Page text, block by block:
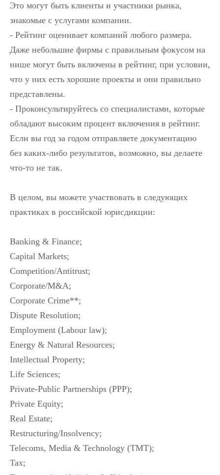
Это могут быть клиенты и участники рынка,
знакомые с услугами компании.
- Рейтинг оценивает компаний любого размера.
Даже небольшие фирмы с правильным фокусом на
нише могут быть включены в рейтинг, при условии,
что у них есть хорошие проекты и они правильно
представлены.
- Проконсультируйтесь со специалистами, которые
обладают высоким процент включения в рейтинг.
Если вы год за годом отправляете документацию
без каких-либо результатов, возможно, вы делаете
что-то не так.
В целом, вы можете участвовать в следующих
практиках в российской юрисдикции:
Banking & Finance;
Capital Markets;
Competition/Antitrust;
Corporate/M&A;
Corporate Crime**;
Dispute Resolution;
Employment (Labour law);
Energy & Natural Resources;
Intellectual Property;
Life Sciences;
Private-Public Partnerships (PPP);
Private Equity;
Real Estate;
Restructuring/Insolvency;
Telecoms, Media & Technology (TMT);
Tax;